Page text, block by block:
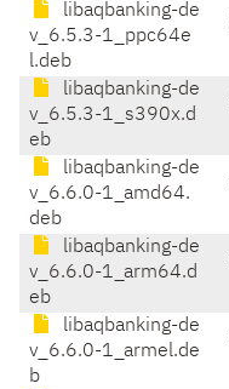
libaqbanking-de
v_6.5.3-1_ppc64e
l.deb
libaqbanking-de
v_6.5.3-1_s390x.d
eb
libaqbanking-de
v_6.6.0-1_amd64.
deb
libaqbanking-de
v_6.6.0-1_arm64.d
eb
libaqbanking-de
v_6.6.0-1_armel.de
b